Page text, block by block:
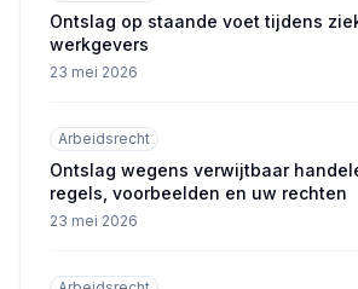
Ontslag op staande voet tijdens
werkgevers
23 mei 2026
Arbeidsrecht
Ontslag wegens verwijtbaar
regels, voorbeelden en uw rechten
23 mei 2026